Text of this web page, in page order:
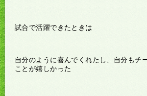
試合で活躍できたときは
自分のように喜んでくれたし、自分もチ
ことが嬉しかった